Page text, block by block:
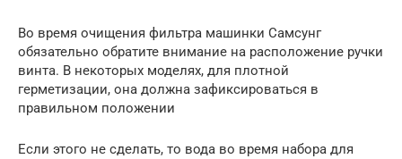
Во время очищения фильтра машинки Самсунг
обязательно обратите внимание на расположение ручки
винта. В некоторых моделях, для плотной
герметизации, она должна зафиксироваться в
правильном положении
Если этого не сделать, то вода во время набора для